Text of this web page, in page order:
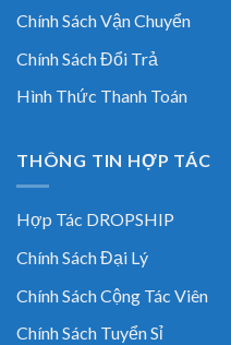
Chính Sách Vận Chuyển
Chính Sách Đổi Trả
Hình Thức Thanh Toán
THÔNG TIN HỢP TÁC
Hợp Tác DROPSHIP
Chính Sách Đại Lý
Chính Sách Cộng Tác Viên
Chính Sách Tuyển Sỉ